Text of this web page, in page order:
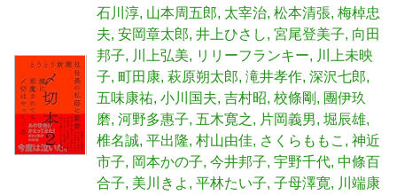
石川淳 山本周五郎 太宰治 松本清張 梅棹忠
夫 安岡章太郎 井上ひさし 宮尾登美子 向田
邦子
川上弘美 リリーフランキー
川上未映
子 町田康 萩原朔太郎 滝井孝作 深沢七郎
五味康祐 小川国夫 吉村昭 校條剛
團伊玖
磨 河野多惠子 五木寛之 片岡義男 堀辰雄
椎名誠 平出隆 村山由佳 さくらももこ
神近
市子
岡本かの子 今井邦子 宇野千代 中條百
合子 美川きよ 平林たい子 子母澤寛
川端康